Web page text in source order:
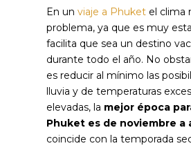
En unviaje a Phuket el clima
problema, ya que es muy
facilita que sea un destino
durante todo el año. No
es reducir al mínimo las
lluvia y de temperaturas
elevadas, la mejor época
Phuket es de noviembre a
coincide con la temporada